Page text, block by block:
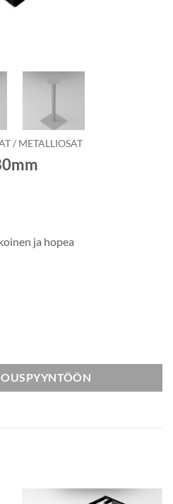
/ METALLIOSAT
ja hopea